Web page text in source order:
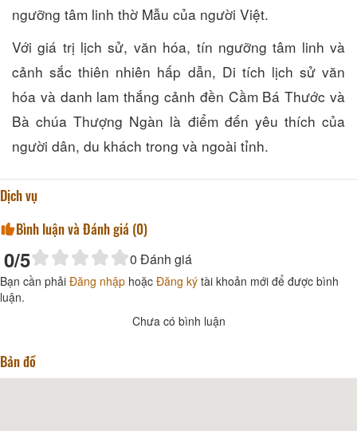
ngưỡng tâm linh thờ Mẫu của người Việt.
Với giá trị lịch sử, văn hóa, tín ngưỡng tâm linh và
cảnh sắc thiên nhiên hấp dẫn, Di tích lịch sử văn
hóa và danh lam thắng cảnh đền Cầm Bá Thước và
Bà chúa Thượng Ngàn là điểm đến yêu thích của
người dân, du khách trong và ngoài tỉnh.
Dịch vụ
Bình luận và Đánh giá (0)
0/5 0 Đánh giá
Bạn cần phải Đăng nhập hoặc Đăng ký tài khoản mới để được bình
luận.
Chưa có bình luận
Bản đồ